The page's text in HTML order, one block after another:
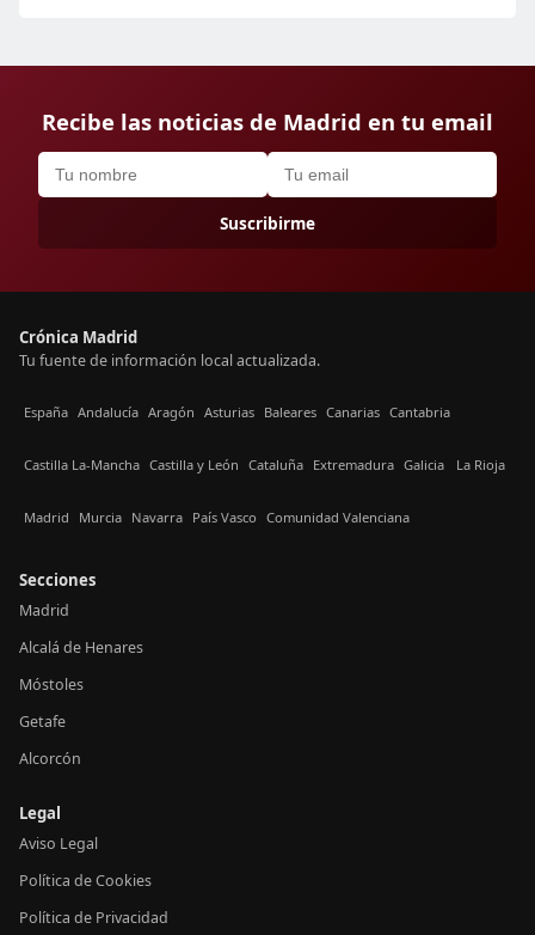
Recibe las noticias de Madrid en tu email
Suscribirme
Crónica Madrid
Tu fuente de información local actualizada.
España Andalucía Aragón Asturias Baleares Canarias Cantabria
Castilla La-Mancha Castilla y León Cataluña Extremadura Galicia La Rioja
Madrid Murcia Navarra País Vasco Comunidad Valenciana
Secciones
Madrid
Alcalá de Henares
Móstoles
Getafe
Alcorcón
Legal
Aviso Legal
Política de Cookies
Política de Privacidad